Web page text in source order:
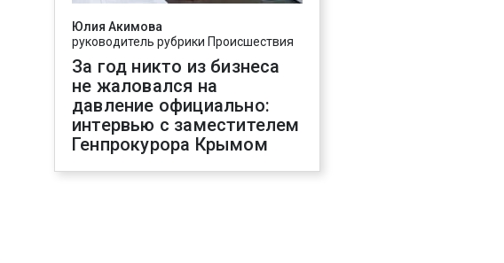
Юлия Акимова
руководитель рубрики Происшествия
За год никто из бизнеса
не жаловался на
давление официально:
интервью с заместителем
Генпрокурора Крымом